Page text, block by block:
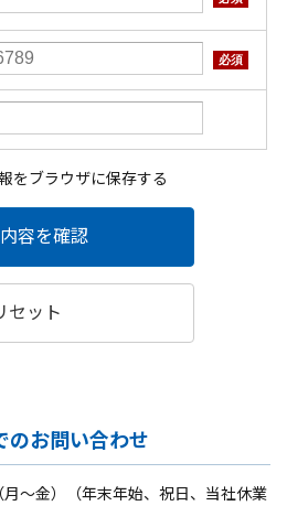
必須
をブラウザに保存する
容を確認
セット
のお問い合わせ
月～金）（年末年始、祝日、当社休業